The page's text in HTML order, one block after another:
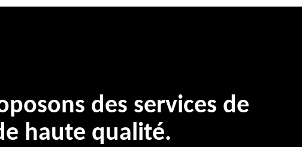
des services de
haute qualité.